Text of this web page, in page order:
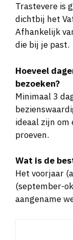
Trastevere is
dichtbij het
Afhankelijk
die bij je past.
Hoeveel
bezoeken?
Minimaal 3
ideaal zijn om
proeven.
Wat is de
Het voorjaar
(september-
aangename